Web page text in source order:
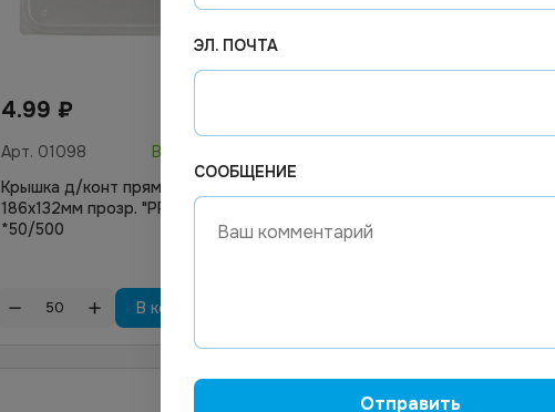
4.99 ₽
Арт. 01098
В наличии
Крышка д/конт прям.
186х132мм прозр. "РР"(Ю)
*50/500
В корзину
прозрачный ПП *500
ЭЛ. ПОЧТА
СООБЩЕНИЕ
Отправить